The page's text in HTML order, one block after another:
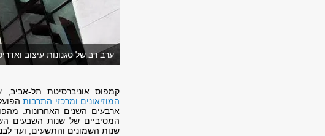
ערב רב של סגנונות עיצוב
קמפוס אוניברסיטת תל-אביב,
המוזיאונים ומרכזי התרבות
ארבעים השנים האחרונות:
המסיביים של שנות השבעים
שנות השמונים והתשעים, ועד